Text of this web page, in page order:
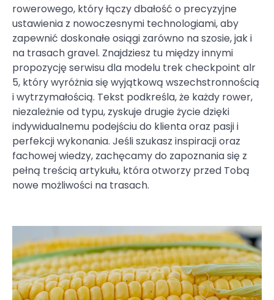
rowerowego, który łączy dbałość o precyzyjne
ustawienia z nowoczesnymi technologiami, aby
zapewnić doskonałe osiągi zarówno na szosie, jak i
na trasach gravel. Znajdziesz tu między innymi
propozycję serwisu dla modelu trek checkpoint alr
5, który wyróżnia się wyjątkową wszechstronnością
i wytrzymałością. Tekst podkreśla, że każdy rower,
niezależnie od typu, zyskuje drugie życie dzięki
indywidualnemu podejściu do klienta oraz pasji i
perfekcji wykonania. Jeśli szukasz inspiracji oraz
fachowej wiedzy, zachęcamy do zapoznania się z
pełną treścią artykułu, która otworzy przed Tobą
nowe możliwości na trasach.